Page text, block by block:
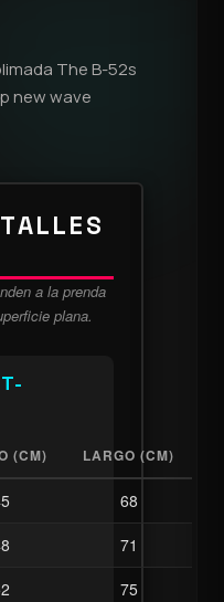
The B-52s
new wave
a la prenda
plana.
(CM) LARGO (CM)
68
71
75